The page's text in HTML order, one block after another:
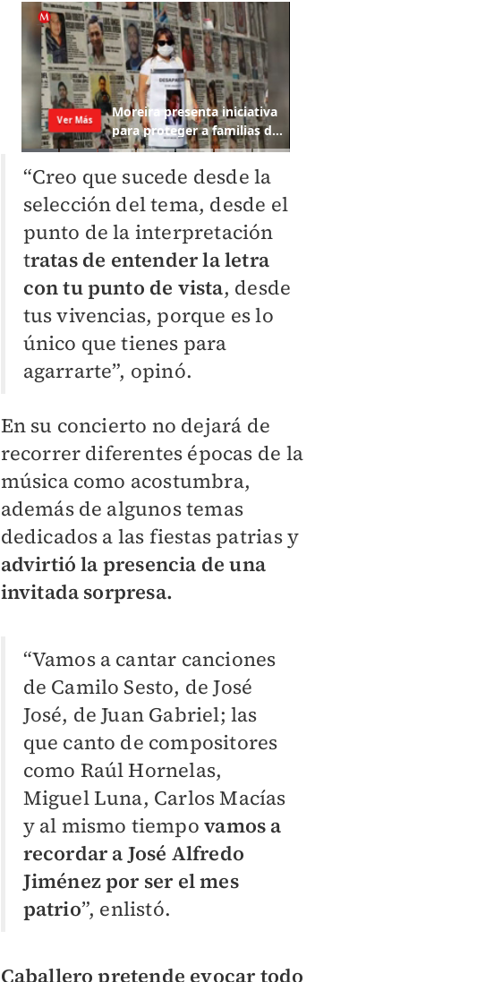
“Creo que sucede desde la
selección del tema, desde el
punto de la interpretación
tratas de entender la letra
con tu punto de vista, desde
tus vivencias, porque es lo
único que tienes para
agarrarte”, opinó.
En su concierto no dejará de
recorrer diferentes épocas de la
música como acostumbra,
además de algunos temas
dedicados a las fiestas patrias y
advirtió la presencia de una
invitada sorpresa.
“Vamos a cantar canciones
de Camilo Sesto, de José
José, de Juan Gabriel; las
que canto de compositores
como Raúl Hornelas,
Miguel Luna, Carlos Macías
y al mismo tiempovamos a
recordar a José Alfredo
Jiménez por ser el mes
patrio”, enlistó.
Caballero pretende evocar todo